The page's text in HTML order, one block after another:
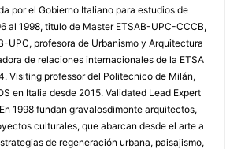
por el Gobierno Italiano para estudios de
al 1998, titulo de Master ETSAB-UPC-CCCB,
UPC, profesora de Urbanismo y Arquitectura
de relaciones internacionales de la ETSA
Visiting professor del Politecnico de Milán,
en Italia desde 2015. Validated Lead Expert
1998 fundan gravalosdimonte arquitectos,
culturales, que abarcan desde el arte a
de regeneración urbana, paisajismo,